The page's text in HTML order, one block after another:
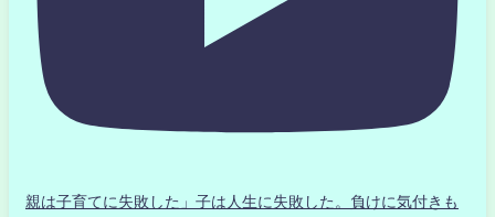
親は子育てに失敗した」子は人生に失敗した。負けに気付きも